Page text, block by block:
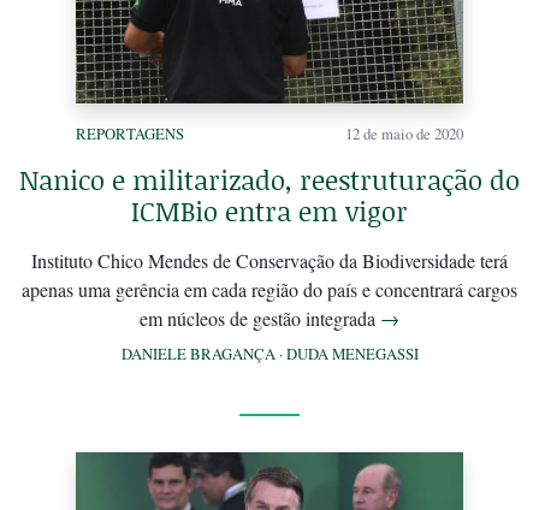
REPORTAGENS 12 de maio de 2020
Nanico e militarizado, reestruturação do
ICMBio entra em vigor
Instituto Chico Mendes de Conservação da Biodiversidade terá
apenas uma gerência em cada região do país e concentrará cargos
em núcleos de gestão integrada →
DANIELE BRAGANÇA·DUDA MENEGASSI